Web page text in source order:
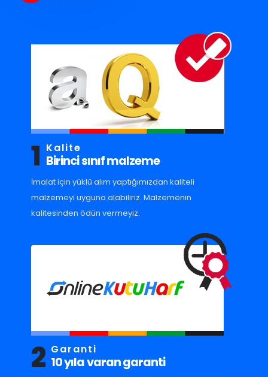
1 Kalite
Birinci sınıf malzeme
İmalat için yüklü alım yaptığımızdan kaliteli
malzemeyi uyguna alabiliriz. Malzemenin
kalitesinden ödün vermeyiz.
2 Garanti
10 yıla varan garanti